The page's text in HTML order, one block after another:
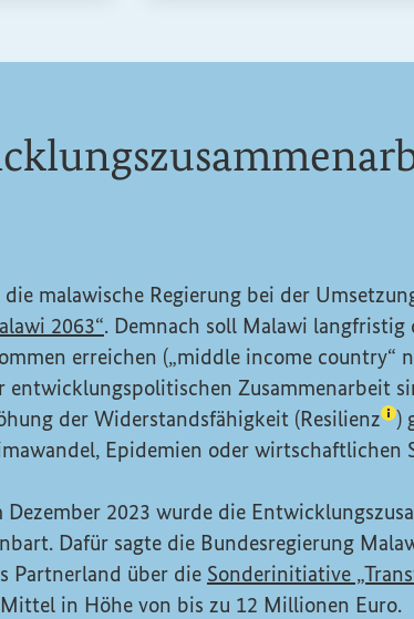
malawische Regierung bei der
2063“(Externer Link)
. Demnach soll Malawi langfristig
erreichen („middle income country“
entwicklungspolitischen Zusammenarbeit
der Widerstandsfähigkeit (Resilienz
)
Epidemien oder wirtschaftlichen
2023 wurde die
Dafür sagte die Bundesregierung
Partnerland über die Sonderinitiative
Mittel in Höhe von bis zu 12 Millionen Euro.